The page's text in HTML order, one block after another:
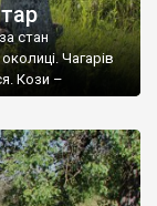
стан
Чагарів
Кози –
кладовищ,
улюблений
[…]